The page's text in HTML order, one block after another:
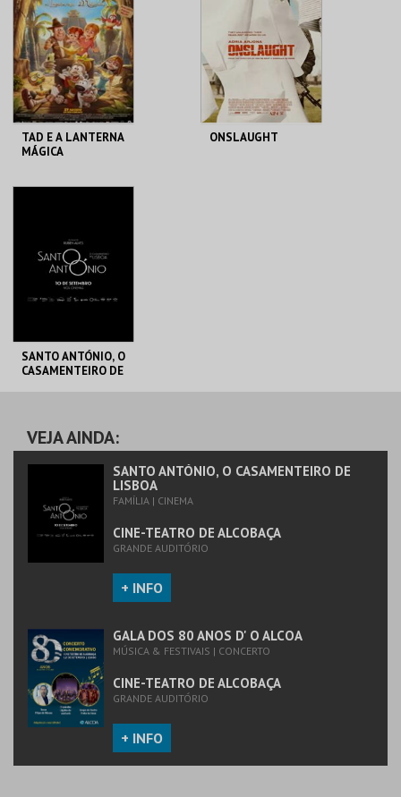
MAIS INFO
COMPRAR
MAIS INFO
COMPRAR
TAD E A LANTERNA
MÁGICA
MAIS INFO
COMPRAR
ONSLAUGHT
SANTO ANTÓNIO, O
CASAMENTEIRO DE
ALCOBAÇA
COMPRAR
VEJA AINDA:
SANTO ANTÓNIO, O CASAMENTEIRO DE
LISBOA
FAMÍLIA | CINEMA
CINE-TEATRO DE ALCOBAÇA
GRANDE AUDITÓRIO
+ INFO
GALA DOS 80 ANOS D' O ALCOA
MÚSICA & FESTIVAIS | CONCERTO
CINE-TEATRO DE ALCOBAÇA
GRANDE AUDITÓRIO
+ INFO